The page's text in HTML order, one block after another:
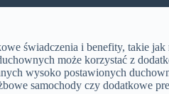
świadczenia i benefity, takie jak
może korzystać z
wysoko postawionych
samochody czy dodatkowe